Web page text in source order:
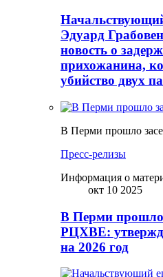
Эдуард
новость о
прихожанина,
убийство двух
В Перми прошло
Пресс-релизы
Информация о
окт 10 2025
В Перми прошло
РЦХВЕ:
на 2026 год